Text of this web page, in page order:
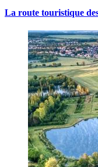
La route touristique